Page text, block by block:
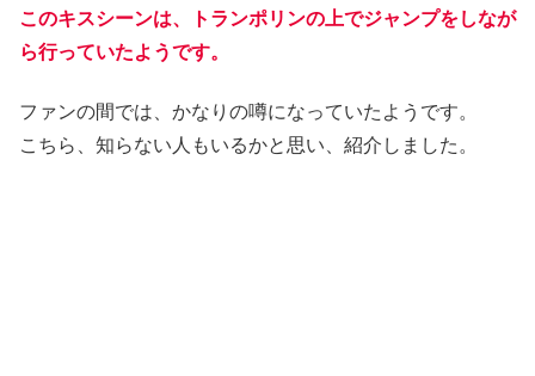
このキスシーンは、トランポリンの上でジャンプをしなが
ら行っていたようです。
ファンの間では、かなりの噂になっていたようです。
こちら、知らない人もいるかと思い、紹介しました。